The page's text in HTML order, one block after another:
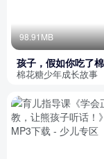
98.91MB
孩子，假如你吃了
棉花糖少年成长故事